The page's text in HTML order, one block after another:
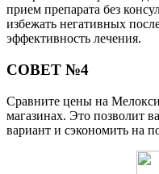
прием препарата без
избежать негативных
эффективность лечения.
СОВЕТ №4
Сравните цены на
магазинах. Это позволит
вариант и сэкономить на